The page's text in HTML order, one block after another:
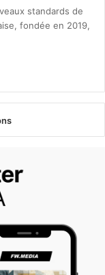
standards de
fondée en 2019,